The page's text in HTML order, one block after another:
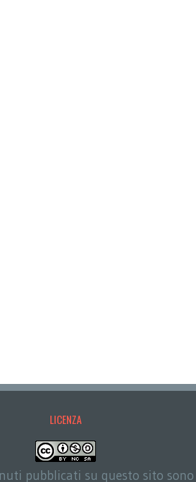
LICENZA
pubblicati su questo sito sono